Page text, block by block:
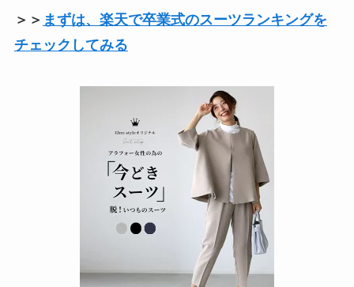
＞＞ まずは、楽天で卒業式のスーツランキングを
チェックしてみる